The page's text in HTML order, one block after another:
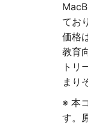
てお
価格
教育
トリ
まり
※ 本
す。